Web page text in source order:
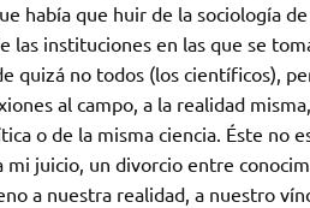
había que huir de la sociología de
las instituciones en las que se
quizá no todos (los científicos),
al campo, a la realidad
o de la misma ciencia. Éste no
mi juicio, un divorcio entre
a nuestra realidad, a nuestro